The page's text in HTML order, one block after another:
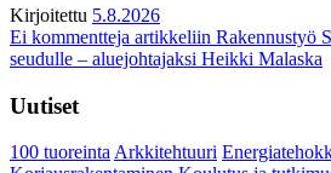
Kirjoitettu 5.8.2026
Ei kommentteja artikkeliin Rakennustyö
seudulle – aluejohtajaksi Heikki Malaska
Uutiset
100 tuoreintaArkkitehtuuri